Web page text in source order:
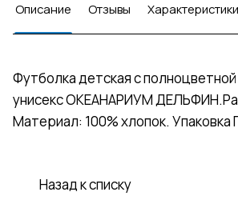
Описание Отзывы Характеристики
Футболка детская с
унисекс ОКЕАНАРИУМ
Материал: 100% хлопок. Упаковка
Назад к списку